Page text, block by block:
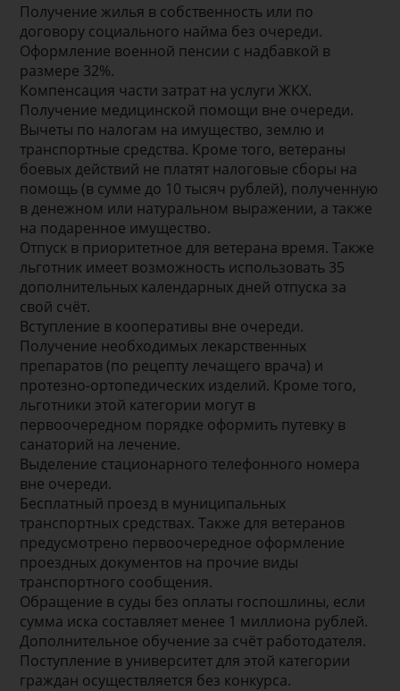
Получение жилья в собственность или по
договору социального найма без очереди.
Оформление военной пенсии с надбавкой в
размере 32%.
Компенсация части затрат на услуги ЖКХ.
Получение медицинской помощи вне очереди.
Вычеты по налогам на имущество, землю и
транспортные средства. Кроме того, ветераны
боевых действий не платят налоговые сборы на
помощь (в сумме до 10 тысяч рублей), полученную
в денежном или натуральном выражении, а также
на подаренное имущество.
Отпуск в приоритетное для ветерана время. Также
льготник имеет возможность использовать 35
дополнительных календарных дней отпуска за
свой счёт.
Вступление в кооперативы вне очереди.
Получение необходимых лекарственных
препаратов (по рецепту лечащего врача) и
протезно-ортопедических изделий. Кроме того,
льготники этой категории могут в
первоочередном порядке оформить путевку в
санаторий на лечение.
Выделение стационарного телефонного номера
вне очереди.
Бесплатный проезд в муниципальных
транспортных средствах. Также для ветеранов
предусмотрено первоочередное оформление
проездных документов на прочие виды
транспортного сообщения.
Обращение в суды без оплаты госпошлины, если
сумма иска составляет менее 1 миллиона рублей.
Дополнительное обучение за счёт работодателя.
Поступление в университет для этой категории
граждан осуществляется без конкурса.